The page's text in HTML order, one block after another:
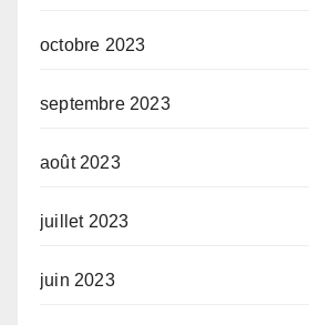
octobre 2023
septembre 2023
août 2023
juillet 2023
juin 2023